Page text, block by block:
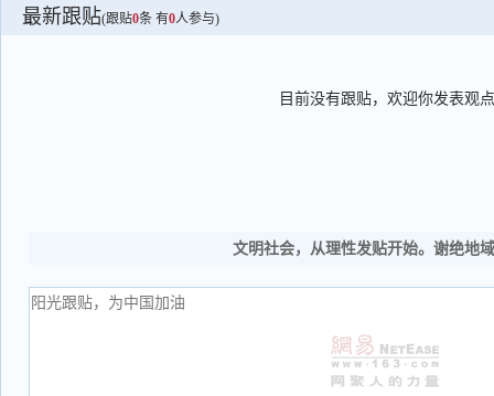
最新跟贴(跟贴0条 有0人参与)
目前没有跟贴，欢迎你发表观点
文明社会，从理性发贴开始。谢绝地